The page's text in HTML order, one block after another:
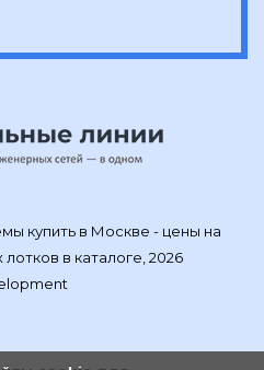
купить в Москве - цены на
в каталоге, 2026